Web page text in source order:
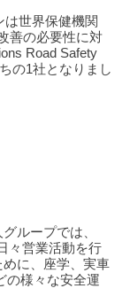
は世界保健機関
善の必要性に対
Road Safety
の1社となりまし
ループでは、
々営業活動を行
に、座学、実車
の様々な安全運